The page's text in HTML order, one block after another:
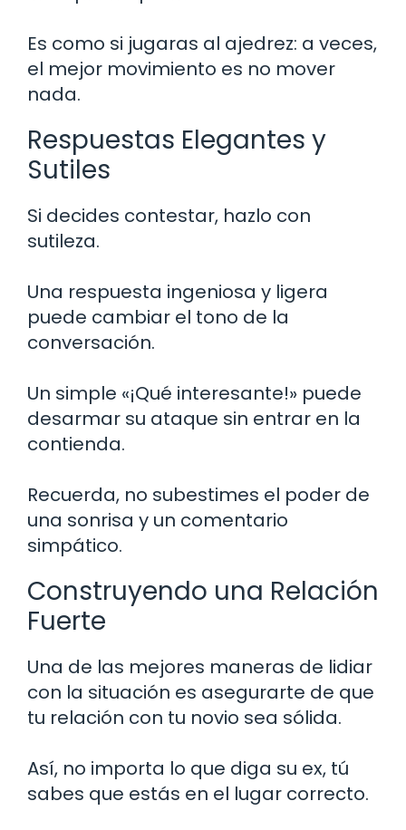
Es como si jugaras al ajedrez: a veces,
el mejor movimiento es no mover
nada.
Respuestas Elegantes y
Sutiles
Si decides contestar, hazlo con
sutileza.
Una respuesta ingeniosa y ligera
puede cambiar el tono de la
conversación.
Un simple «¡Qué interesante!» puede
desarmar su ataque sin entrar en la
contienda.
Recuerda, no subestimes el poder de
una sonrisa y un comentario
simpático.
Construyendo una Relación
Fuerte
Una de las mejores maneras de lidiar
con la situación es asegurarte de que
tu relación con tu novio sea sólida.
Así, no importa lo que diga su ex, tú
sabes que estás en el lugar correcto.